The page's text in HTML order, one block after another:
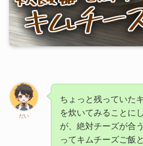
記事カテゴリー
特集
ブログ
Instagram
TikTok
だい
ちょっと残っていた
を炊いてみることに
が、絶対チーズが合
ってキムチーズご飯